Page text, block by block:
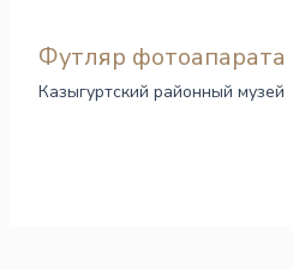
Футляр фотоапарата
Казыгуртский районный музей